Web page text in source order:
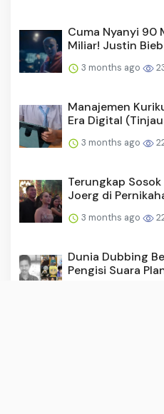
Cuma Nyanyi 90
Miliar! Justin
3 months ago
Manajemen
Era Digital
3 months ago
Terungkap
Joerg di
3 months ago
Dunia Dubbing
Pengisi Suara